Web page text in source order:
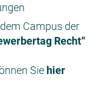
Campus der
Recht“
Sie hier